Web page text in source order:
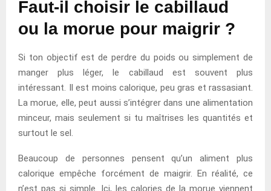
Faut-il choisir le cabillaud
ou la morue pour maigrir ?
Si ton objectif est de perdre du poids ou simplement de
manger plus léger, le cabillaud est souvent plus
intéressant. Il est moins calorique, peu gras et rassasiant.
La morue, elle, peut aussi s’intégrer dans une alimentation
minceur, mais seulement si tu maîtrises les quantités et
surtout le sel.
Beaucoup de personnes pensent qu’un aliment plus
calorique empêche forcément de maigrir. En réalité, ce
n’est pas si simple. Ici, les calories de la morue viennent